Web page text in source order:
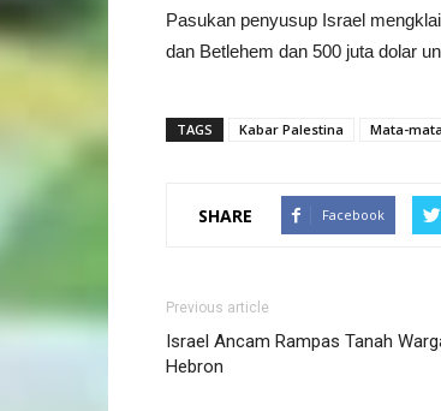
Pasukan penyusup Israel
dan Betlehem dan 500 juta dolar
TAGS Kabar Palestina Mata-
SHARE Facebook
Previous article
Israel Ancam Rampas Tanah
Hebron